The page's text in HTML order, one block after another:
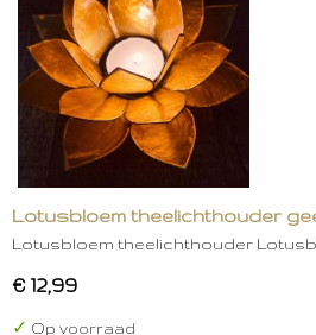
Lotusbloem theelichthouder
Lotusbloem theelichthouder
€ 12,99
✓ Op voorraad